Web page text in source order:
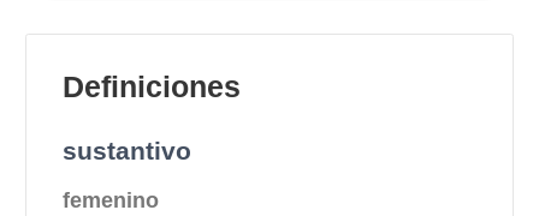
Definiciones
sustantivo
femenino